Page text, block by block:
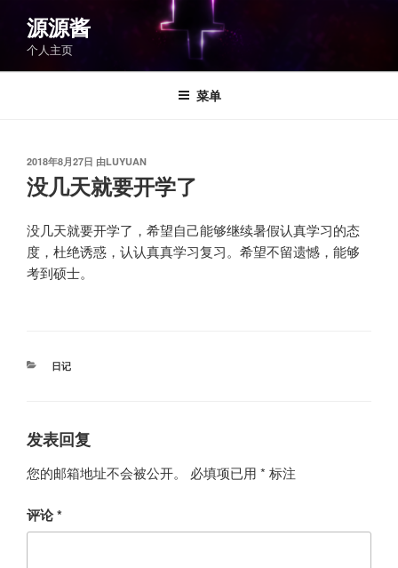
容
源源酱
个人主页
菜单
发
布
于
2018年8月27日 由LUYUAN
没几天就要开学了
没几天就要开学了，希望自己能够继续暑假认真学习的态
度，杜绝诱惑，认认真真学习复习。希望不留遗憾，能够
考到硕士。
分
日记
发表回复
您的邮箱地址不会被公开。 必填项已用 * 标注
评论*